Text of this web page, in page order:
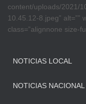
content/uploads/2021/
10.45.12-8.jpeg” alt=””
class=”alignnone size-
NOTICIAS LOCAL
NOTICIAS NACIONAL